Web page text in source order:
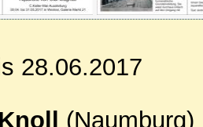
28.06.2017
(Naumburg)